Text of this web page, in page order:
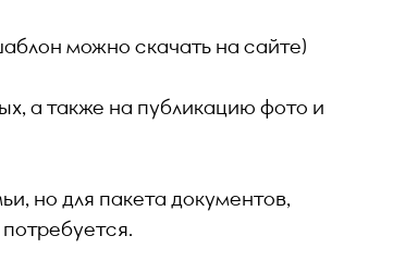
можно скачать на сайте)
а также на публикацию фото и
но для пакета документов,